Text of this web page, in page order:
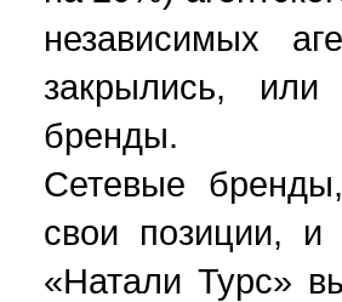
независимых
закрылись,
бренды.
Сетевые
свои позиции,
«Натали Турс»